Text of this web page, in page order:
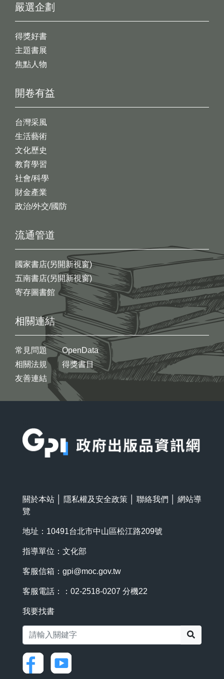
開卷有益
台灣采風
生活藝術
文化歷史
教育學習
社會/科學
財金產業
政治/外交/國防
嚴選企劃
得獎好書
主題書展
焦點人物
流通管道
國家書店(另開新視窗)
五南書店(另開新視窗)
寄存圖書館
相關連結
常見問題
相關法規
友善連結
OpenData
得獎書目
關於本站 隱私權及安全政策 聯絡我們
網站導
覽
地址：10491台北市中山區松江路209號
指導單位：文化部
客服信箱： gpi@moc.gov.tw
客服電話：：02-2518-0207 分機22
我要找書